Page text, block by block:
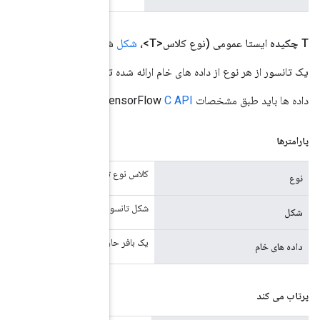
Byte Data Bufferraw Data)
بافر داده شده ایجاد می کند.
در data کدگذاری شده باشند.
داده های خام تانسور.